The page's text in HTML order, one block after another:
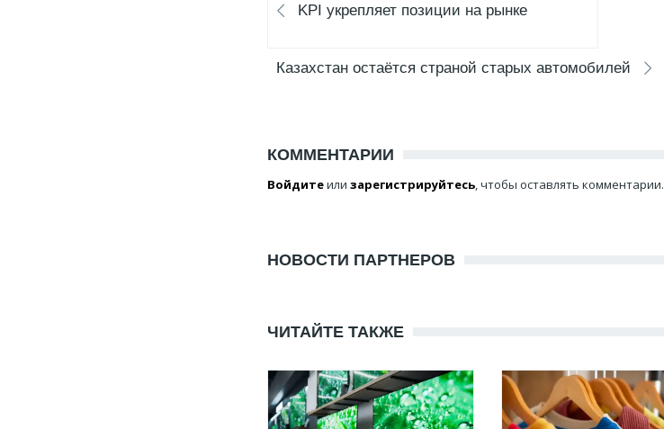
KPI укрепляет позиции на рынке
Казахстан остаётся страной старых автомобилей
КОММЕНТАРИИ
Войдитеили зарегистрируйтесь, чтобы оставлять комментарии.
НОВОСТИ ПАРТНЕРОВ
ЧИТАЙТЕ ТАКЖЕ